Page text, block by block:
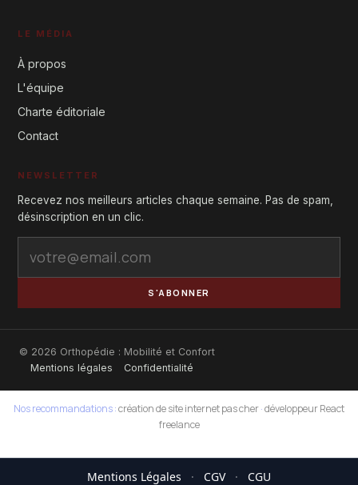
LE MÉDIA
À propos
L'équipe
Charte éditoriale
Contact
NEWSLETTER
Recevez nos meilleurs articles chaque semaine. Pas de spam,
désinscription en un clic.
S'ABONNER
© 2026 Orthopédie : Mobilité et Confort
Mentions légales
Confidentialité
Nos recommandations :création de site internet pas cher·développeur React
freelance
Mentions Légales · CGV · CGU